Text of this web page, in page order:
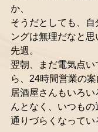
か、
そうだとしても、自
ングは無理だなと
先週。
翌朝、まだ電気点い
ら、24時間営業の案
居酒屋さんもいろ
んとなく、いつもの
通りづらくなってい